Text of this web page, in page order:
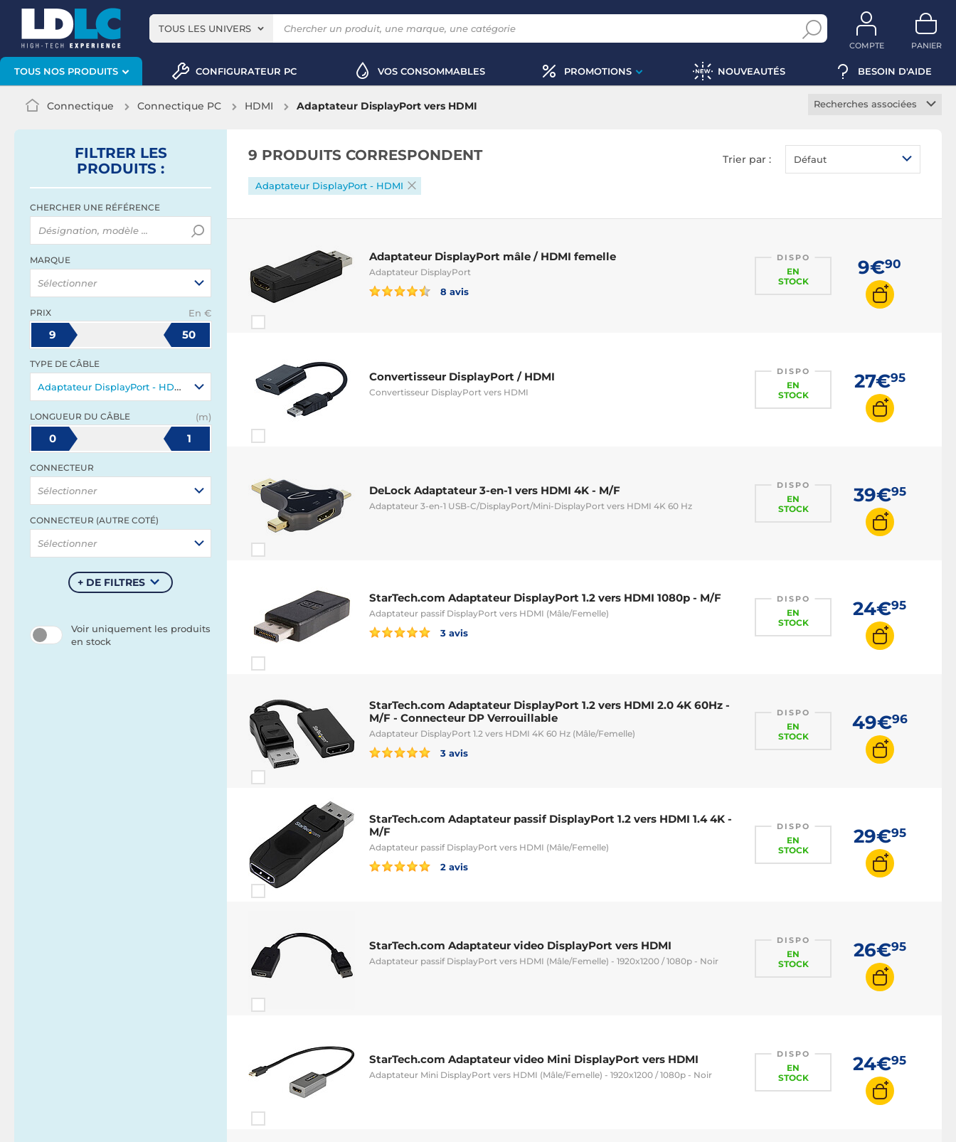
TOUS LES UNIVERS
COMPTE PANIER
TOUS NOS PRODUITS CONFIGURATEUR PC VOS CONSOMMABLES PROMOTIONS NOUVEAUTÉS BESOIN D'AIDE
Connectique Connectique PC HDMI Adaptateur DisplayPort vers HDMI
Recherches associées
Câble mini HDMI
Câble micro HDMI
Rallonge HDMI
Récepteur HDMI
Splitter HDMI
FILTRER LES
PRODUITS :
CHERCHER UNE RÉFÉRENCE
MARQUE
Sélectionner
PRIX En €
9 50
TYPE DE CÂBLE
Adaptateur DisplayPort - HDMI
LONGUEUR DU CÂBLE (m)
0 1
CONNECTEUR
Sélectionner
CONNECTEUR (AUTRE COTÉ)
Sélectionner
+ DE FILTRES
Voir uniquement les produits
en stock
9 PRODUITS CORRESPONDENT Trier par : Défaut
Adaptateur DisplayPort - HDMI
Adaptateur DisplayPort mâle / HDMI femelle
Adaptateur DisplayPort
8 avis
DISPO
EN
STOCK
9€90
Convertisseur DisplayPort / HDMI
Convertisseur DisplayPort vers HDMI
DISPO
EN
STOCK
27€95
DeLock Adaptateur 3-en-1 vers HDMI 4K - M/F
Adaptateur 3-en-1 USB-C/DisplayPort/Mini-DisplayPort vers HDMI 4K 60 Hz
DISPO
EN
STOCK
39€95
StarTech.com Adaptateur DisplayPort 1.2 vers HDMI 1080p - M/F
Adaptateur passif DisplayPort vers HDMI (Mâle/Femelle)
3 avis
DISPO
EN
STOCK
24€95
StarTech.com Adaptateur DisplayPort 1.2 vers HDMI 2.0 4K 60Hz -
M/F - Connecteur DP Verrouillable
Adaptateur DisplayPort 1.2 vers HDMI 4K 60 Hz (Mâle/Femelle)
3 avis
DISPO
EN
STOCK
49€96
StarTech.com Adaptateur passif DisplayPort 1.2 vers HDMI 1.4 4K -
M/F
Adaptateur passif DisplayPort vers HDMI (Mâle/Femelle)
2 avis
DISPO
EN
STOCK
29€95
StarTech.com Adaptateur video DisplayPort vers HDMI
Adaptateur passif DisplayPort vers HDMI (Mâle/Femelle) - 1920x1200 / 1080p - Noir
DISPO
EN
STOCK
26€95
StarTech.com Adaptateur video Mini DisplayPort vers HDMI
Adaptateur Mini DisplayPort vers HDMI (Mâle/Femelle) - 1920x1200 / 1080p - Noir
DISPO
EN
STOCK
24€95